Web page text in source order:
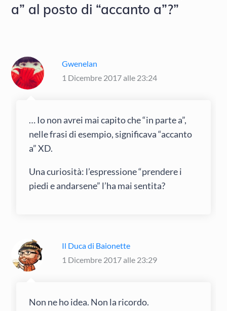
a” al posto di “accanto a”?”
Gwenelan
1 Dicembre 2017 alle 23:24
… Io non avrei mai capito che “in parte a”,
nelle frasi di esempio, significava “accanto
a” XD.
Una curiosità: l’espressione “prendere i
piedi e andarsene” l’ha mai sentita?
Il Duca di Baionette
1 Dicembre 2017 alle 23:29
Non ne ho idea. Non la ricordo.